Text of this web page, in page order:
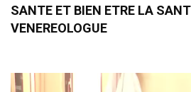
SANTE ET BIEN ETRE LA
VENEREOLOGUE